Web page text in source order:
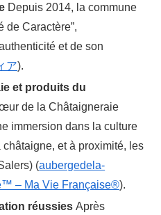
Depuis 2014, la commune
de Caractère”,
et de son
ア).
et produits du
de la Châtaigneraie
immersion dans la culture
et à proximité, les
(aubergedela-
– Ma Vie Française®).
réussies Après